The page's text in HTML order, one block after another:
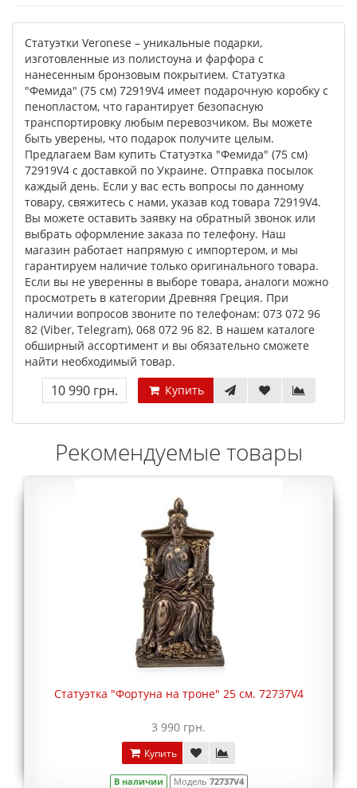
Статуэтки Veronese – уникальные подарки,
изготовленные из полистоуна и фарфора с
нанесенным бронзовым покрытием. Статуэтка
"Фемида" (75 см) 72919V4 имеет подарочную коробку с
пенопластом, что гарантирует безопасную
транспортировку любым перевозчиком. Вы можете
быть уверены, что подарок получите целым.
Предлагаем Вам купить Статуэтка "Фемида" (75 см)
72919V4 с доставкой по Украине. Отправка посылок
каждый день. Если у вас есть вопросы по данному
товару, свяжитесь с нами, указав код товара 72919V4.
Вы можете оставить заявку на обратный звонок или
выбрать оформление заказа по телефону. Наш
магазин работает напрямую с импортером, и мы
гарантируем наличие только оригинального товара.
Если вы не уверенны в выборе товара, аналоги можно
просмотреть в категории Древняя Греция. При
наличии вопросов звоните по телефонам: 073 072 96
82 (Viber, Telegram), 068 072 96 82. В нашем каталоге
обширный ассортимент и вы обязательно сможете
найти необходимый товар.
10 990 грн. Купить
Рекомендуемые товары
Статуэтка "Фортуна на троне" 25 см. 72737V4
3 990 грн.
Купить
В наличии Модель 72737V4